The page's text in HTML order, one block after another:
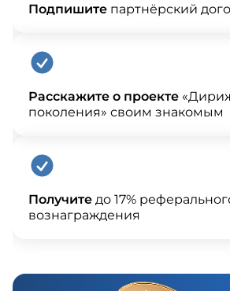
Подпишите партнёрский
Расскажите о проекте
поколения» своим знакомым
Получите до 17%
вознаграждения